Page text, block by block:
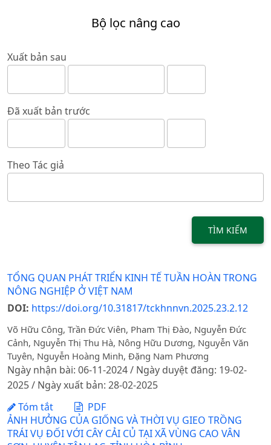
Bộ lọc nâng cao
Xuất bản sau
Đã xuất bản trước
Theo Tác giả
TÌM KIẾM
TỔNG QUAN PHÁT TRIỂN KINH TẾ TUẦN HOÀN TRONG
NÔNG NGHIỆP Ở VIỆT NAM
DOI: https://doi.org/10.31817/tckhnnvn.2025.23.2.12
Võ Hữu Công, Trần Đức Viên, Pham Thị Đào, Nguyễn Đức
Cảnh, Nguyễn Thị Thu Hà, Nông Hữu Dương, Nguyễn Văn
Tuyên, Nguyễn Hoàng Minh, Đặng Nam Phương
Ngày nhận bài: 06-11-2024 / Ngày duyệt đăng: 19-02-
2025 / Ngày xuất bản: 28-02-2025
Tóm tắt
PDF
ẢNH HƯỞNG CỦA GIỐNG VÀ THỜI VỤ GIEO TRỒNG
TRÁI VỤ ĐỐI VỚI CÂY CẢI CỦ TẠI XÃ VÙNG CAO VÂN